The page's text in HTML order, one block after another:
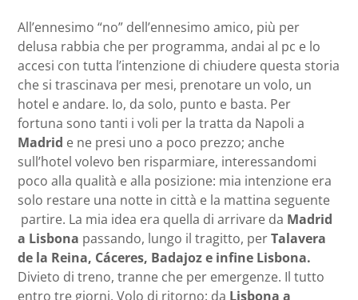
All’ennesimo “no” dell’ennesimo amico, più per
delusa rabbia che per programma, andai al pc e lo
accesi con tutta l’intenzione di chiudere questa storia
che si trascinava per mesi, prenotare un volo, un
hotel e andare. Io, da solo, punto e basta. Per
fortuna sono tanti i voli per la tratta da Napoli a
Madrid e ne presi uno a poco prezzo; anche
sull’hotel volevo ben risparmiare, interessandomi
poco alla qualità e alla posizione: mia intenzione era
solo restare una notte in città e la mattina seguente
partire. La mia idea era quella di arrivare da Madrid
a Lisbona passando, lungo il tragitto, perTalavera
de la Reina, Cáceres, Badajoz e infine Lisbona.
Divieto di treno, tranne che per emergenze. Il tutto
entro tre giorni. Volo di ritorno: da Lisbona a